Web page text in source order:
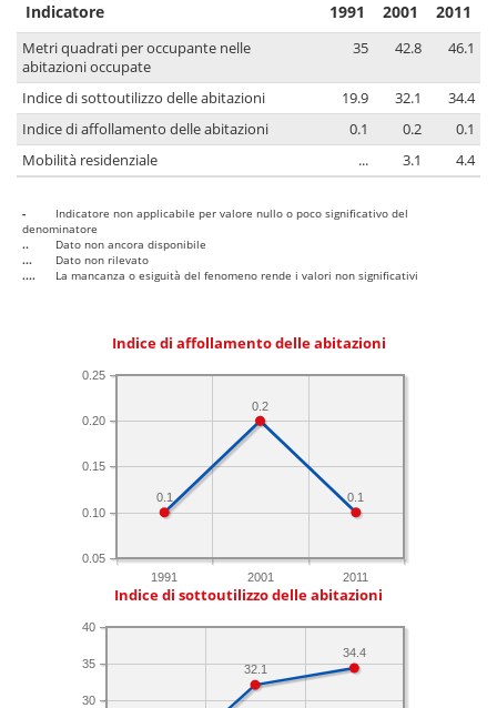
Indicatore 1991 2001 2011
Metri quadrati per occupante nelle
abitazioni occupate
35 42.8 46.1
Indice di sottoutilizzo delle abitazioni 19.9 32.1
34.4
Indice di affollamento delle abitazioni
0.1 0.2
0.1
Mobilità residenziale
... 3.1 4.4
-
Indicatore non applicabile per valore nullo o poco significativo del
denominatore
..
Dato non ancora disponibile
...
Dato non rilevato
....
La mancanza o esiguità del fenomeno rende i valori non significativi
Indice di affollamento delle abitazioni
1991 2001 2011
0.05
0.10
0.15
0.20
0.25
0.1
0.2
0.1
Indice di sottoutilizzo delle abitazioni
30
35
40
34.4
32.1